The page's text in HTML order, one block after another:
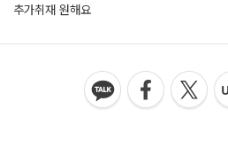
추가취재 원해요